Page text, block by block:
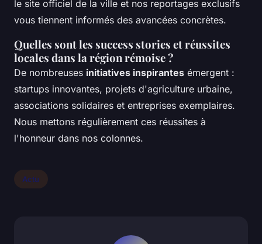
le site officiel de la ville et nos reportages exclusifs
vous tiennent informés des avancées concrètes.
Quelles sont les success stories et réussites
locales dans la région rémoise ?
De nombreuses initiatives inspirantes émergent :
startups innovantes, projets d'agriculture urbaine,
associations solidaires et entreprises exemplaires.
Nous mettons régulièrement ces réussites à
l'honneur dans nos colonnes.
Actu